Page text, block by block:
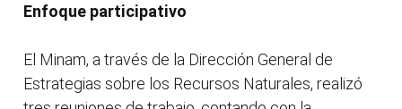
Enfoque participativo
El Minam, a través de la Dirección General de
Estrategias sobre los Recursos Naturales, realizó